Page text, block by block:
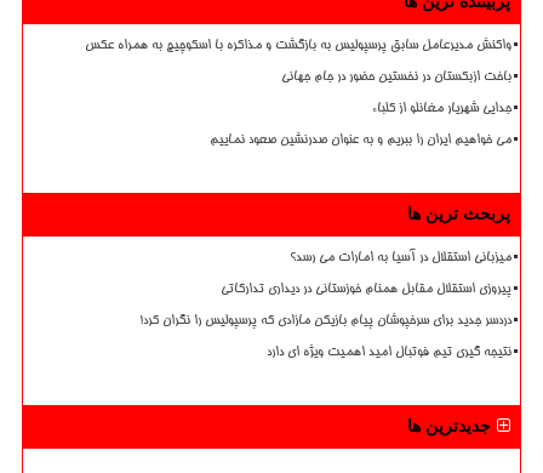
واکنش مدیرعامل سابق پرسپولیس به بازگشت و مذاکره با اسکوچیچ به همراه عکس
باخت ازبکستان در نخستین حضور در جام جهانی
جدایی شهریار مغانلو از کلباء
می خواهیم ایران را ببریم و به عنوان صدرنشین صعود نماییم
پربحث ترین ها
میزبانی استقلال در آسیا به امارات می رسد؟
پیروزی استقلال مقابل همنام خوزستانی در دیداری تدارکاتی
دردسر جدید برای سرخپوشان پیام بازیکن مازادی که پرسپولیس را نگران کرد!
نتیجه گیری تیم فوتبال امید اهمیت ویژه ای دارد
جدیدترین ها